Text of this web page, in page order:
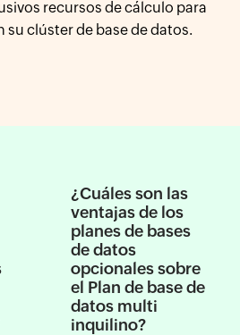
recursos de cálculo para
su clúster de base de datos.
¿Cuáles son las
ventajas de los
planes de bases
de datos
opcionales sobre
el Plan de base de
datos multi
inquilino?